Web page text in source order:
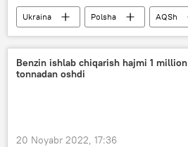
Ukraina Polsha
AQSh
Dunyoda
Rossiya
Benzin ishlab chiqarish hajmi 1 million
tonnadan oshdi
20 Noyabr 2022, 17:36